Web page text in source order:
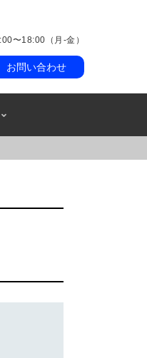
〜18:00（月-金）
お問い合わせ